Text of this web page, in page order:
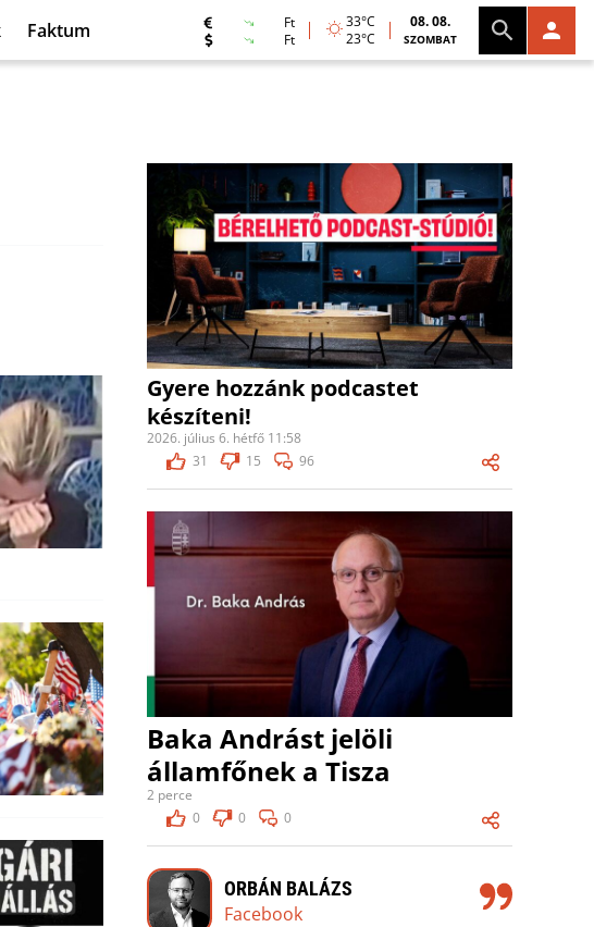
Faktum
Ft
Ft
33°C
23°C
08. 08.
SZOMBAT
Gyere hozzánk podcastet
készíteni!
2026. július 6. hétfő 11:58
31
15 96
Baka Andrást jelöli
államfőnek a Tisza
2 perce
0
0 0
ORBÁN BALÁZS
Facebook